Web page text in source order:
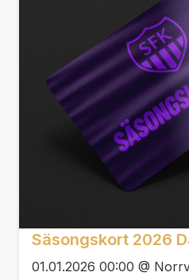
Säsongskort 2026
01.01.2026 00:00 @